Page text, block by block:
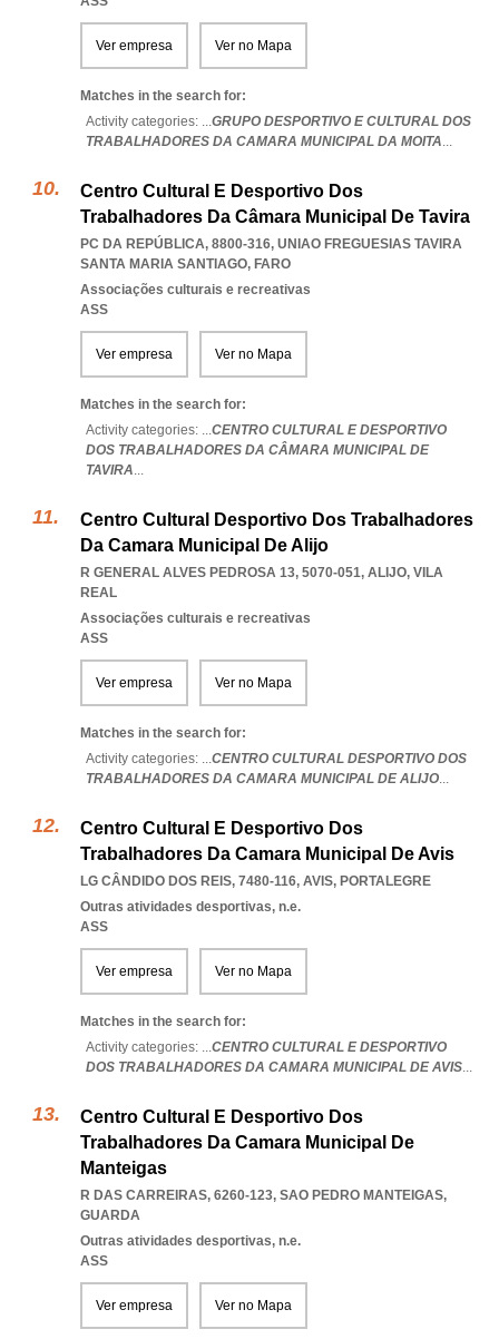
Ver empresa Ver no Mapa
Matches in the search for:
Activity categories: ...GRUPO DESPORTIVO E CULTURAL DOS
TRABALHADORES DA CAMARA MUNICIPAL DA MOITA...
Centro Cultural E Desportivo Dos
Trabalhadores Da Câmara Municipal De Tavira
PC DA REPÚBLICA, 8800-316, UNIAO FREGUESIAS TAVIRA
SANTA MARIA SANTIAGO, FARO
Associações culturais e recreativas
ASS
Ver empresa Ver no Mapa
Matches in the search for:
Activity categories: ...CENTRO CULTURAL E DESPORTIVO
DOS TRABALHADORES DA CÂMARA MUNICIPAL DE
TAVIRA...
Centro Cultural Desportivo Dos Trabalhadores
Da Camara Municipal De Alijo
R GENERAL ALVES PEDROSA 13, 5070-051, ALIJO, VILA
REAL
Associações culturais e recreativas
ASS
Ver empresa Ver no Mapa
Matches in the search for:
Activity categories: ...CENTRO CULTURAL DESPORTIVO DOS
TRABALHADORES DA CAMARA MUNICIPAL DE ALIJO...
Centro Cultural E Desportivo Dos
Trabalhadores Da Camara Municipal De Avis
LG CÂNDIDO DOS REIS, 7480-116, AVIS, PORTALEGRE
Outras atividades desportivas, n.e.
ASS
Ver empresa Ver no Mapa
Matches in the search for:
Activity categories: ...CENTRO CULTURAL E DESPORTIVO
DOS TRABALHADORES DA CAMARA MUNICIPAL DE AVIS...
Centro Cultural E Desportivo Dos
Trabalhadores Da Camara Municipal De
Manteigas
R DAS CARREIRAS, 6260-123, SAO PEDRO MANTEIGAS,
GUARDA
Outras atividades desportivas, n.e.
ASS
Ver empresa Ver no Mapa